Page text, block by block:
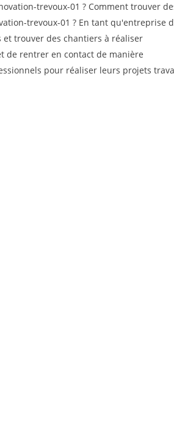
trevoux-01 ? Comment trouver
trevoux-01 ? En tant qu'entreprise
trouver des chantiers à réaliser
de rentrer en contact de manière
pour réaliser leurs projets